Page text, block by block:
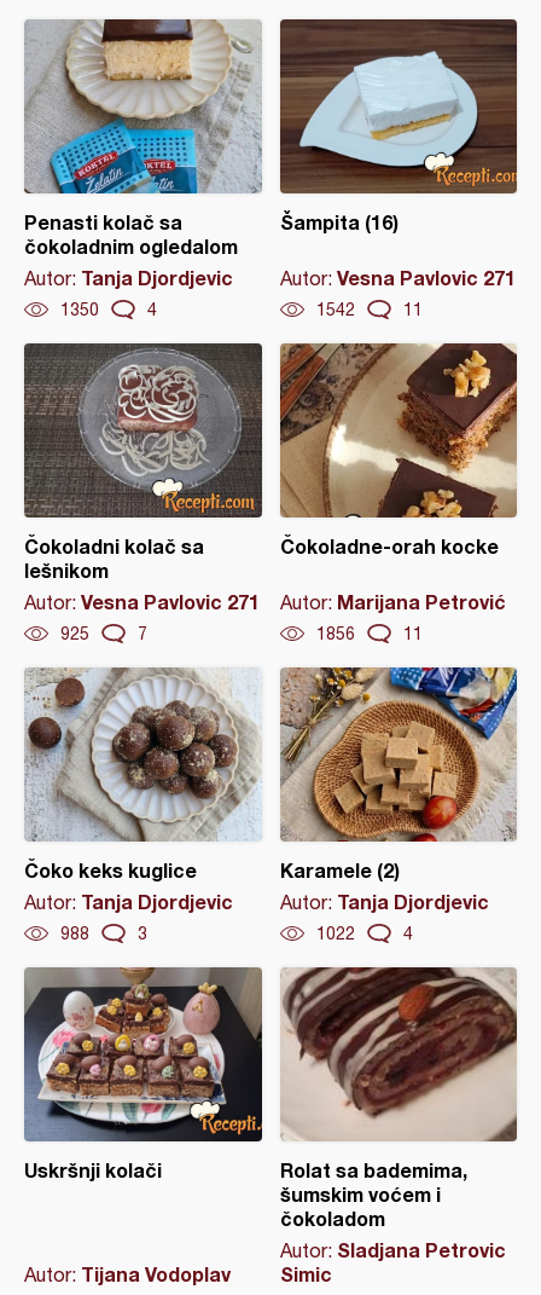
Penasti kolač sa
čokoladnim ogledalom
Autor: Tanja Djordjevic
1350 4
Šampita (16)
Autor: Vesna Pavlovic 271
1542 11
Čokoladni kolač sa
lešnikom
Autor: Vesna Pavlovic 271
925 7
Čokoladne-orah kocke
Autor: Marijana Petrović
1856 11
Čoko keks kuglice
Autor: Tanja Djordjevic
988 3
Karamele (2)
Autor: Tanja Djordjevic
1022 4
Uskršnji kolači
Autor: Tijana Vodoplav
Rolat sa bademima,
šumskim voćem i
čokoladom
Autor: Sladjana Petrovic
Simic